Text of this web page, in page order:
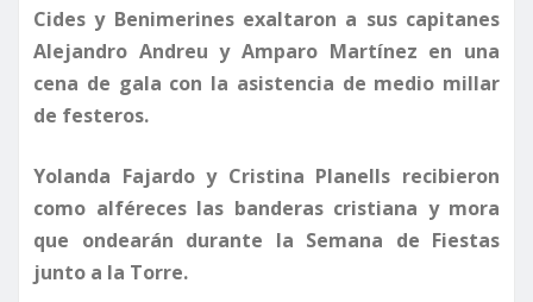
Cides y Benimerines exaltaron a sus capitanes
Alejandro Andreu y Amparo Martínez en una
cena de gala con la asistencia de medio millar
de festeros.
Yolanda Fajardo y Cristina Planells recibieron
como alféreces las banderas cristiana y mora
que ondearán durante la Semana de Fiestas
junto a la Torre.